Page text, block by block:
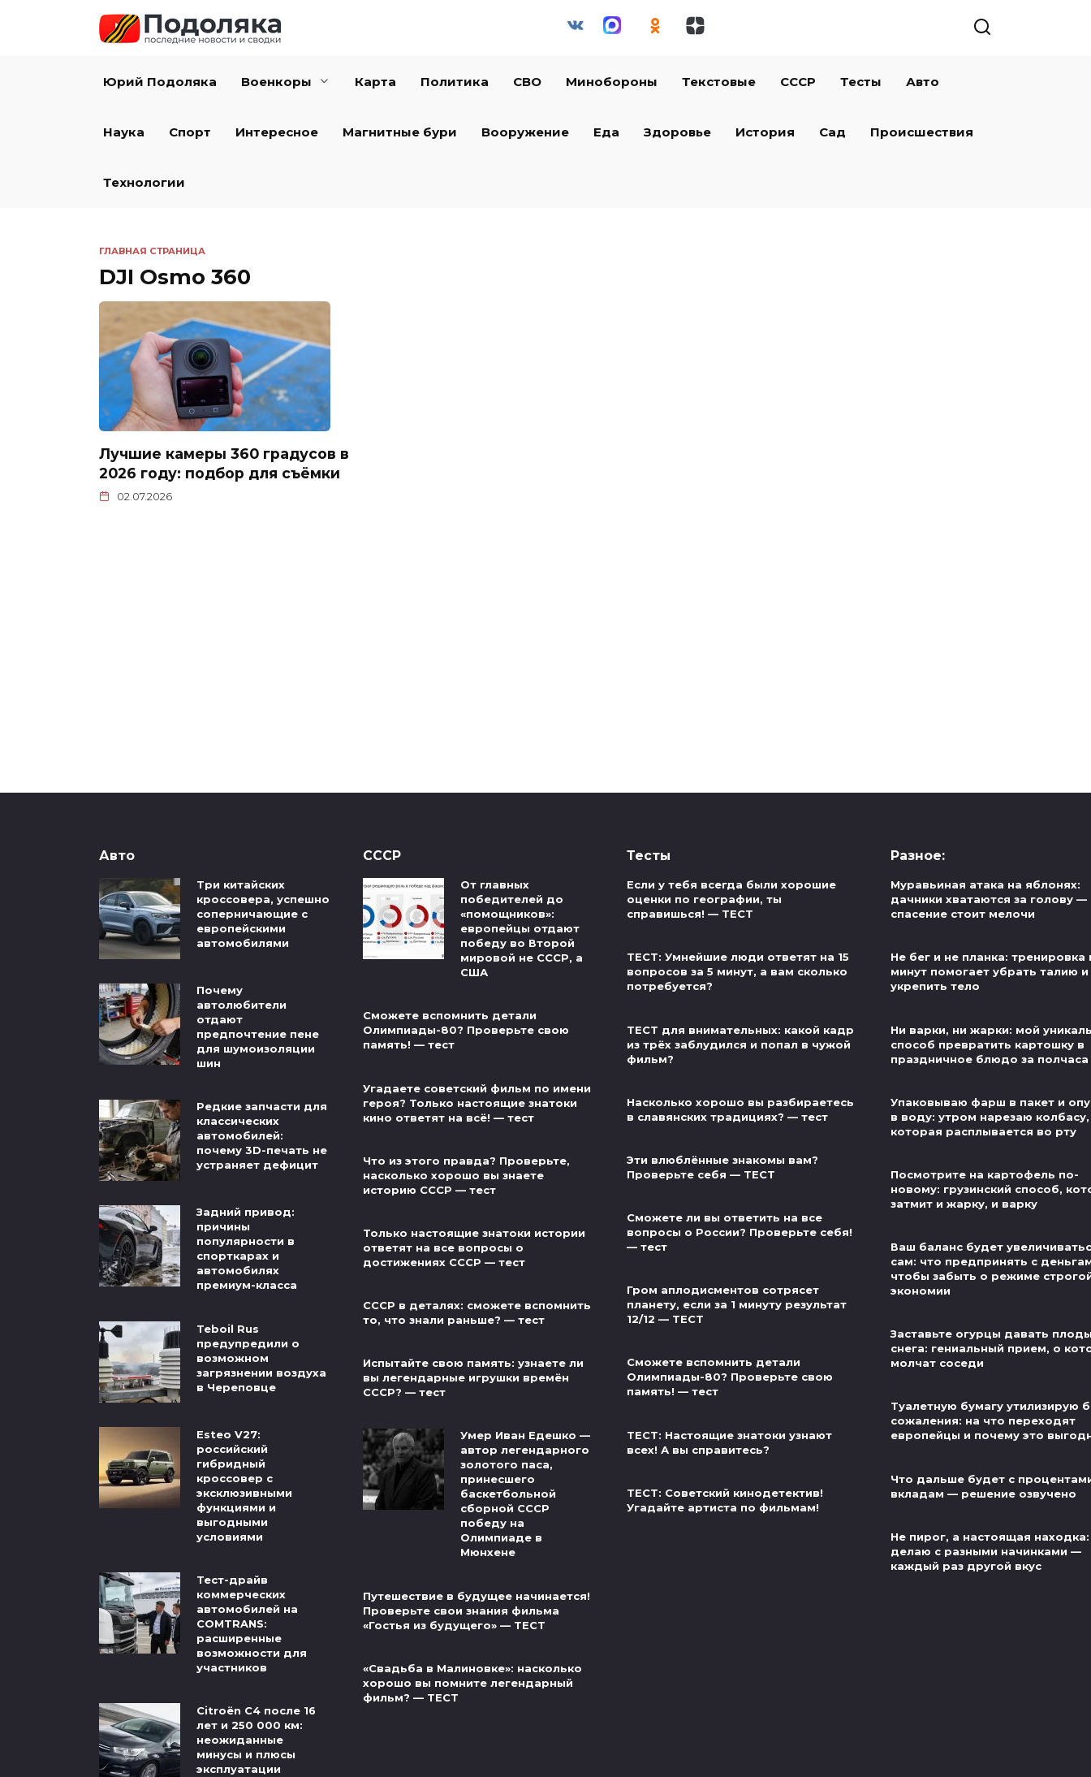
Юрий Подоляка Военкоры Карта Политика СВО Минобороны Текстовые СССР Тесты Авто
Наука Спорт Интересное Магнитные бури Вооружение Еда Здоровье История Сад Происшествия
Технологии
ГЛАВНАЯ СТРАНИЦА
DJI Osmo 360
Лучшие камеры 360 градусов в
2026 году: подбор для съёмки
02.07.2026
Авто
Три китайских
кроссовера, успешно
соперничающие с
европейскими
автомобилями
Почему
автолюбители
отдают
предпочтение пене
для шумоизоляции
шин
Редкие запчасти для
классических
автомобилей:
почему 3D-печать не
устраняет дефицит
Задний привод:
причины
популярности в
спорткарах и
автомобилях
премиум-класса
Teboil Rus
предупредили о
возможном
загрязнении воздуха
в Череповце
Esteo V27:
российский
гибридный
кроссовер с
эксклюзивными
функциями и
выгодными
условиями
Тест-драйв
коммерческих
автомобилей на
COMTRANS:
расширенные
возможности для
участников
Citroёn C4 после 16
лет и 250 000 км:
неожиданные
минусы и плюсы
эксплуатации
СССР
От главных
победителей до
«помощников»:
европейцы отдают
победу во Второй
мировой не СССР, а
США
Сможете вспомнить детали
Олимпиады-80? Проверьте свою
память! — тест
Угадаете советский фильм по имени
героя? Только настоящие знатоки
кино ответят на всё! — тест
Что из этого правда? Проверьте,
насколько хорошо вы знаете
историю СССР — тест
Только настоящие знатоки истории
ответят на все вопросы о
достижениях СССР — тест
СССР в деталях: сможете вспомнить
то, что знали раньше? — тест
Испытайте свою память: узнаете ли
вы легендарные игрушки времён
СССР? — тест
Умер Иван Едешко —
автор легендарного
золотого паса,
принесшего
баскетбольной
сборной СССР
победу на
Олимпиаде в
Мюнхене
Путешествие в будущее начинается!
Проверьте свои знания фильма
«Гостья из будущего» — ТЕСТ
«Свадьба в Малиновке»: насколько
хорошо вы помните легендарный
фильм? — ТЕСТ
Тесты
Если у тебя всегда были хорошие
оценки по географии, ты
справишься! — ТЕСТ
ТЕСТ: Умнейшие люди ответят на 15
вопросов за 5 минут, а вам сколько
потребуется?
ТЕСТ для внимательных: какой кадр
из трёх заблудился и попал в чужой
фильм?
Насколько хорошо вы разбираетесь
в славянских традициях? — тест
Эти влюблённые знакомы вам?
Проверьте себя — ТЕСТ
Сможете ли вы ответить на все
вопросы о России? Проверьте себя!
— тест
Гром аплодисментов сотрясет
планету, если за 1 минуту результат
12/12 — ТЕСТ
Сможете вспомнить детали
Олимпиады-80? Проверьте свою
память! — тест
ТЕСТ: Настоящие знатоки узнают
всех! А вы справитесь?
ТЕСТ: Советский кинодетектив!
Угадайте артиста по фильмам!
Разное:
Муравьиная атака на яблонях:
дачники хватаются за голову —
спасение стоит мелочи
Не бег и не планка: тренировка
минут помогает убрать талию и
укрепить тело
Ни варки, ни жарки: мой
способ превратить картошку в
праздничное блюдо за полчаса
Упаковываю фарш в пакет и
в воду: утром нарезаю колбасу,
которая расплывается во рту
Посмотрите на картофель по-
новому: грузинский способ,
затмит и жарку, и варку
Ваш баланс будет
сам: что предпринять с
чтобы забыть о режиме
экономии
Заставьте огурцы давать
снега: гениальный прием, о
молчат соседи
Туалетную бумагу утилизирую
сожаления: на что переходят
европейцы и почему это
Что дальше будет с
вкладам — решение озвучено
Не пирог, а настоящая находка:
делаю с разными начинками —
каждый раз другой вкус